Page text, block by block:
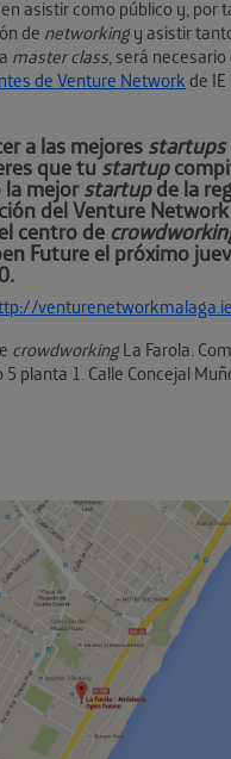
asistir como público y, por
de networkingy asistir
master class, será
de Venture Network de
a las mejores startups
que tustartup
la mejorstartupde la
del Venture
centro de
Future el próximo
crowdworkingLa Farola.
planta 1. Calle Concejal